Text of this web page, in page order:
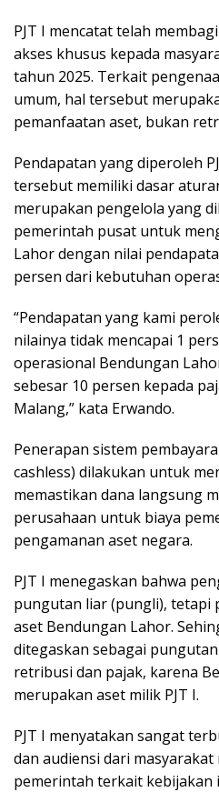
PJT I mencatat telah
akses khusus kepada
tahun 2025. Terkait
umum, hal tersebut
pemanfaatan aset, bukan
Pendapatan yang diperoleh
tersebut memiliki dasar
merupakan pengelola yang
pemerintah pusat untuk
Lahor dengan nilai
persen dari kebutuhan
“Pendapatan yang kami
nilainya tidak mencapai 1
operasional Bendungan
sebesar 10 persen kepada
Malang,” kata Erwando.
Penerapan sistem
cashless) dilakukan untuk
memastikan dana langsung
perusahaan untuk biaya
pengamanan aset negara.
PJT I menegaskan bahwa
pungutan liar (pungli), tetapi
aset Bendungan Lahor.
ditegaskan sebagai
retribusi dan pajak, karena
merupakan aset milik PJT I.
PJT I menyatakan sangat
dan audiensi dari
pemerintah terkait kebijakan